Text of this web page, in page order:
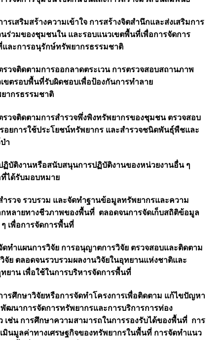
ารเสริมสร้างความเข้าใจ การสร้างจิตสำนึกและส่งเสริมการ
ร่วมของชุมชนใน และรอบแนวเขตพื้นที่เพื่อการจัดการ
ละการอนุรักษ์ทรัพยากรธรรมชาติ
รวจติดตามการออกลาดตระเวน การตรวจสอบสถานภาพ
ขตรอบพื้นที่รับผิดชอบเพื่อป้องกันการทำลาย
ากรธรรมชาติ
รวจติดตามการสำรวจพึ่งพิงทรัพยากรของชุมชน ตรวจสอบ
อยการใช้ประโยชน์ทรัพยากร และสำรวจชนิดพันธุ์พืชและ
า
ฏิบัติงานหรือสนับสนุนการปฏิบัติงานของหน่วยงานอื่น ๆ
ได้รับมอบหมาย
ำรวจ รวบรวม และจัดทำฐานข้อมูลทรัพยากรและความ
หลายทางชีวภาพของพื้นที่ ตลอดจนการจัดเก็บสถิติข้อมูล
ๆ เพื่อการจัดการพื้นที่
ดทำแผนการวิจัย การอนุญาตการวิจัย ตรวจสอบและติดตาม
จัย ตลอดจนรวบรวมผลงานวิจัยในอุทยานแห่งชาติและ
ยาน เพื่อใช้ในการบริหารจัดการพื้นที่
ารศึกษาวิจัยหรือการจัดทำโครงการเพื่อติดตาม แก้ไขปัญหา
ฒนาการจัดการทรัพยากรและการบริการการท่อง
เช่น การศึกษาความสามารถในการรองรับได้ของพื้นที่ การ
มินมูลค่าทางเศรษฐกิจของทรัพยากรในพื้นที่ การจัดทำแนว